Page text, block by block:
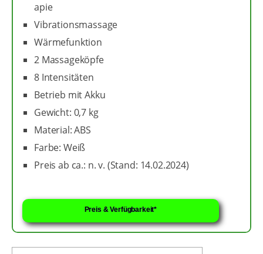
apie
Vibrationsmassage
Wärmefunktion
2 Massageköpfe
8 Intensitäten
Betrieb mit Akku
Gewicht: 0,7 kg
Material: ABS
Farbe: Weiß
Preis ab ca.: n. v. (Stand: 14.02.2024)
Preis & Verfügbarkeit*